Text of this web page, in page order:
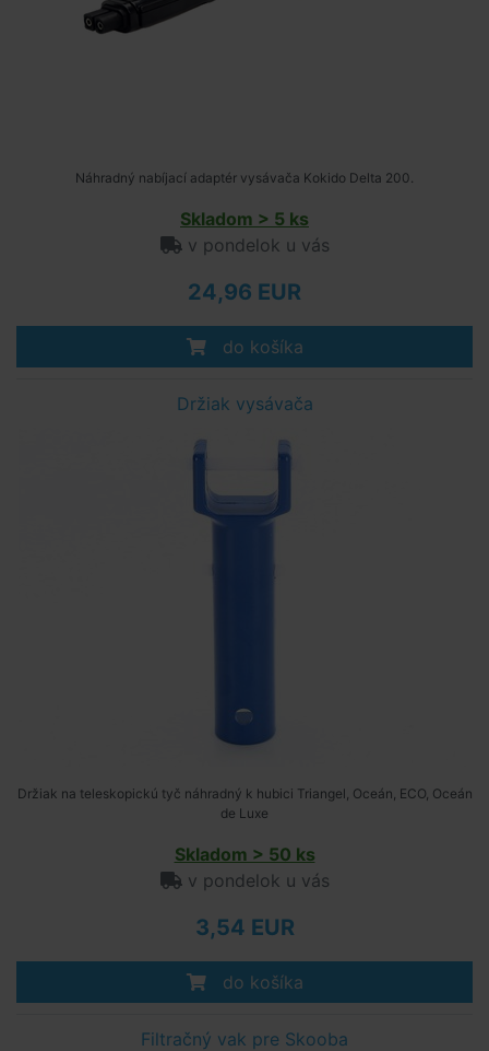
Náhradný nabíjací adaptér vysávača Kokido Delta 200.
Skladom > 5 ks
v pondelok u vás
24,96 EUR
do košíka
Držiak vysávača
Držiak na teleskopickú tyč náhradný k hubici Triangel, Oceán, ECO, Oceán
de Luxe
Skladom > 50 ks
v pondelok u vás
3,54 EUR
do košíka
Filtračný vak pre Skooba